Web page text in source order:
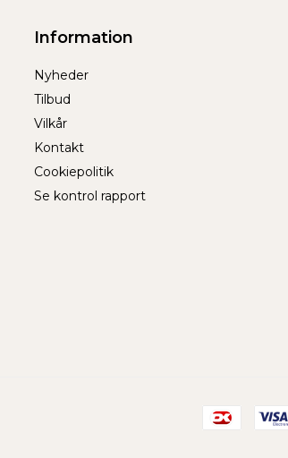
Information
Nyheder
Tilbud
Vilkår
Kontakt
Cookiepolitik
Se kontrol rapport